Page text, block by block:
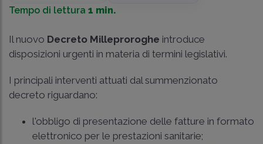
Tempo di lettura 1 min.
Il nuovo Decreto Milleproroghe introduce
disposizioni urgenti in materia di termini legislativi.
I principali interventi attuati dal summenzionato
decreto riguardano:
l'obbligo di presentazione delle fatture in formato
elettronico per le prestazioni sanitarie;